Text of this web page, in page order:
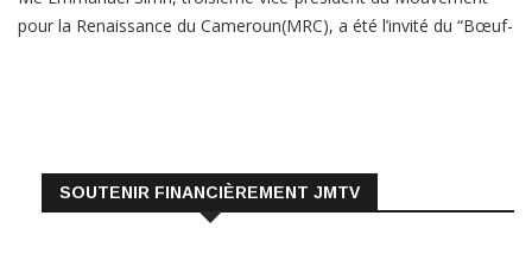
pour la Renaissance du Cameroun(MRC), a été l’invité du “Bœuf-
LIRE PLUS
SOUTENIR FINANCIÈREMENT JMTV